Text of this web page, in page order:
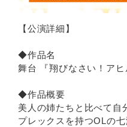
【公演詳細】
◆作品名
舞台 『翔びなさい！アヒ
◆作品概要
美人の姉たちと比べて自
プレックスを持つOLの七